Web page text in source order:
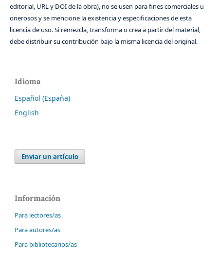
editorial, URL y DOI de la obra), no se usen para fines comerciales u
onerosos y se mencione la existencia y especificaciones de esta
licencia de uso. Si remezcla, transforma o crea a partir del material,
debe distribuir su contribución bajo la misma licencia del original.
Idioma
Español (España)
English
Enviar un artículo
Información
Para lectores/as
Para autores/as
Para bibliotecarios/as